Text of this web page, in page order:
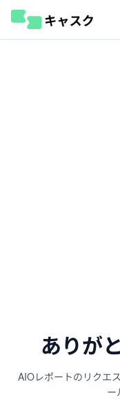
ありが
AIOレポートのリクエ
ー